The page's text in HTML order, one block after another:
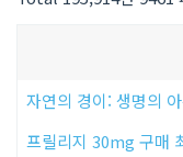
자연의 경이: 생명의
프릴리지 30mg 구매